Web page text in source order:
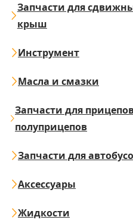
Запчасти для
крыш
Инструмент
Масла и смазки
Запчасти для
полуприцепов
Запчасти для
Аксессуары
Жидкости